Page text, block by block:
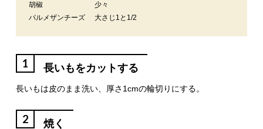
胡椒
少々
パルメザンチーズ
大さじ1と1/2
1 長いもをカットする
長いもは皮のまま洗い、厚さ1cmの輪切りにする。
2 焼く